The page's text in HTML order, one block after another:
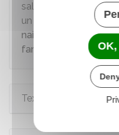
salarié s'il absente
un événement
naissance ou
famille
Textes de référence
OK,